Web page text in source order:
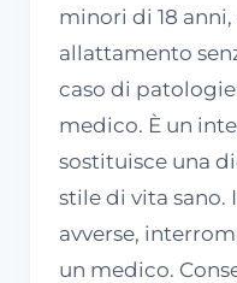
minori di 18
allattamento
caso di
medico. È un
sostituisce una
stile di vita sano.
avverse,
un medico.